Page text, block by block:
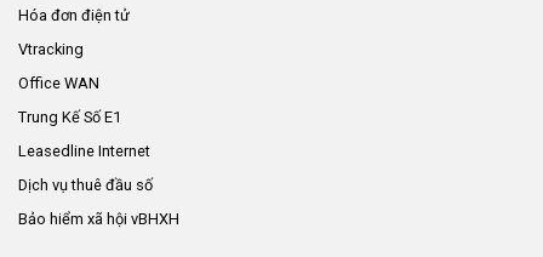
Hóa đơn điện tử
Vtracking
Office WAN
Trung Kế Số E1
Leasedline Internet
Dịch vụ thuê đầu số
Bảo hiểm xã hội vBHXH